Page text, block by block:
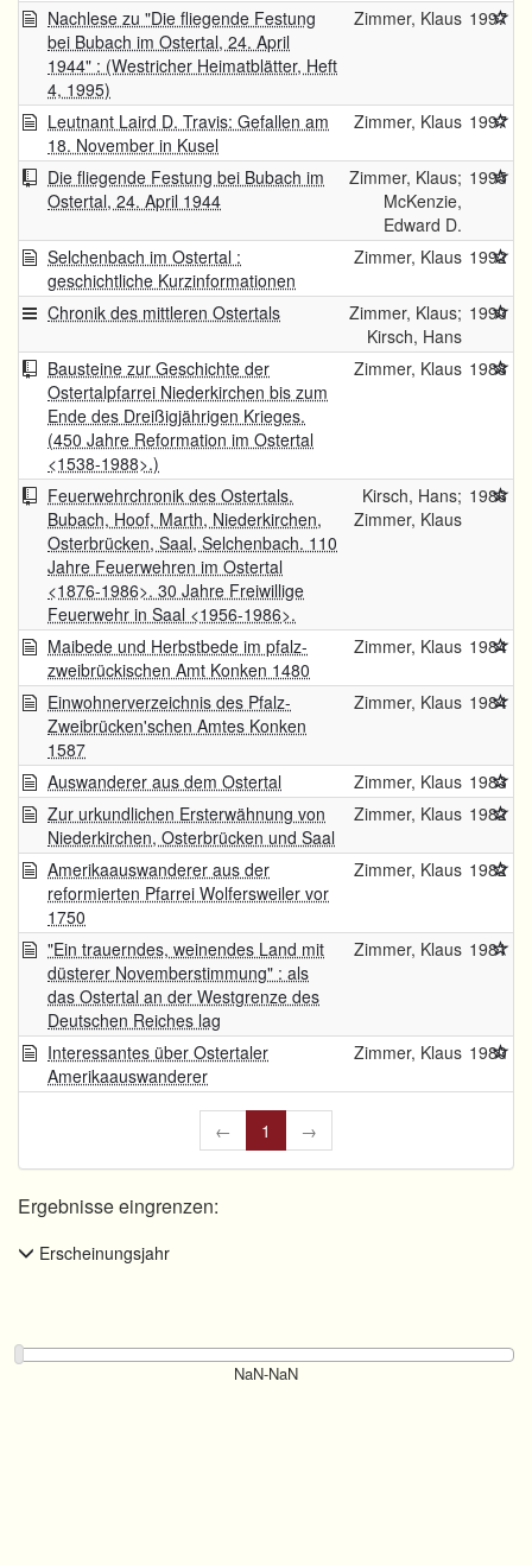
Nachlese zu "Die fliegende Festung
bei Bubach im Ostertal, 24. April
1944" : (Westricher Heimatblätter, Heft
4, 1995)
Zimmer, Klaus 1997
Leutnant Laird D. Travis: Gefallen am
18. November in Kusel
Zimmer, Klaus 1997
Die fliegende Festung bei Bubach im
Ostertal, 24. April 1944
Zimmer, Klaus;
McKenzie,
Edward D.
1995
Selchenbach im Ostertal :
geschichtliche Kurzinformationen
Zimmer, Klaus 1992
Chronik des mittleren Ostertals
Zimmer, Klaus;
Kirsch, Hans
1990
Bausteine zur Geschichte der
Ostertalpfarrei Niederkirchen bis zum
Ende des Dreißigjährigen Krieges.
(450 Jahre Reformation im Ostertal
<1538-1988>.)
Zimmer, Klaus 1988
Feuerwehrchronik des Ostertals.
Bubach, Hoof, Marth, Niederkirchen,
Osterbrücken, Saal, Selchenbach. 110
Jahre Feuerwehren im Ostertal
<1876-1986>. 30 Jahre Freiwillige
Feuerwehr in Saal <1956-1986>.
Kirsch, Hans;
Zimmer, Klaus
1986
Maibede und Herbstbede im pfalz-
zweibrückischen Amt Konken 1480
Zimmer, Klaus 1984
Einwohnerverzeichnis des Pfalz-
Zweibrücken'schen Amtes Konken
1587
Zimmer, Klaus 1984
Auswanderer aus dem Ostertal Zimmer, Klaus 1983
Zur urkundlichen Ersterwähnung von
Niederkirchen, Osterbrücken und Saal
Zimmer, Klaus 1982
Amerikaauswanderer aus der
reformierten Pfarrei Wolfersweiler vor
1750
Zimmer, Klaus 1982
"Ein trauerndes, weinendes Land mit
düsterer Novemberstimmung" : als
das Ostertal an der Westgrenze des
Deutschen Reiches lag
Zimmer, Klaus 1981
Interessantes über Ostertaler
Amerikaauswanderer
Zimmer, Klaus 1980
← 1 →
Ergebnisse eingrenzen:
Erscheinungsjahr